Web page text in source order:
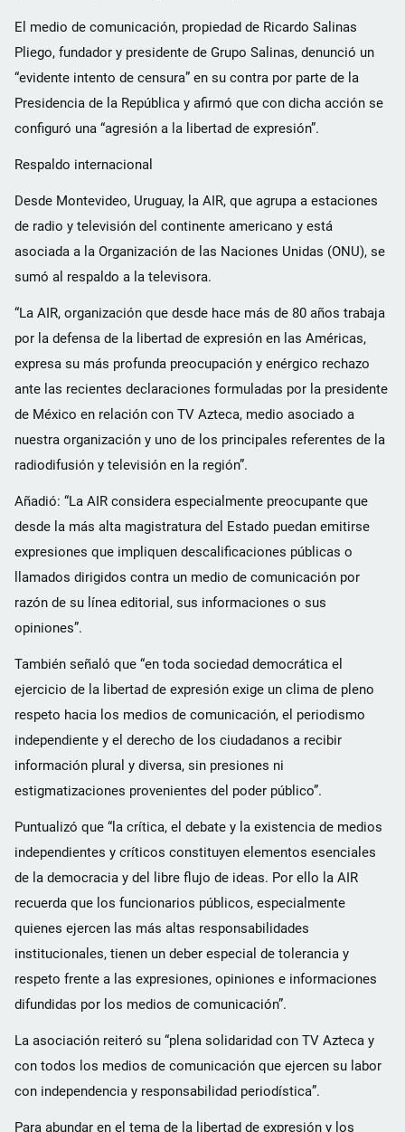
El medio de comunicación, propiedad de Ricardo Salinas
Pliego, fundador y presidente de Grupo Salinas, denunció un
“evidente intento de censura” en su contra por parte de la
Presidencia de la República y afirmó que con dicha acción se
configuró una “agresión a la libertad de expresión”.
Respaldo internacional
Desde Montevideo, Uruguay, la AIR, que agrupa a estaciones
de radio y televisión del continente americano y está
asociada a la Organización de las Naciones Unidas (ONU), se
sumó al respaldo a la televisora.
“La AIR, organización que desde hace más de 80 años trabaja
por la defensa de la libertad de expresión en las Américas,
expresa su más profunda preocupación y enérgico rechazo
ante las recientes declaraciones formuladas por la presidente
de México en relación con TV Azteca, medio asociado a
nuestra organización y uno de los principales referentes de la
radiodifusión y televisión en la región”.
Añadió: “La AIR considera especialmente preocupante que
desde la más alta magistratura del Estado puedan emitirse
expresiones que impliquen descalificaciones públicas o
llamados dirigidos contra un medio de comunicación por
razón de su línea editorial, sus informaciones o sus
opiniones”.
También señaló que “en toda sociedad democrática el
ejercicio de la libertad de expresión exige un clima de pleno
respeto hacia los medios de comunicación, el periodismo
independiente y el derecho de los ciudadanos a recibir
información plural y diversa, sin presiones ni
estigmatizaciones provenientes del poder público”.
Puntualizó que “la crítica, el debate y la existencia de medios
independientes y críticos constituyen elementos esenciales
de la democracia y del libre flujo de ideas. Por ello la AIR
recuerda que los funcionarios públicos, especialmente
quienes ejercen las más altas responsabilidades
institucionales, tienen un deber especial de tolerancia y
respeto frente a las expresiones, opiniones e informaciones
difundidas por los medios de comunicación”.
La asociación reiteró su “plena solidaridad con TV Azteca y
con todos los medios de comunicación que ejercen su labor
con independencia y responsabilidad periodística”.
Para abundar en el tema de la libertad de expresión y los